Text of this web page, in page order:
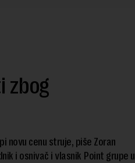
zbog
novu cenu struje, piše Zoran
i osnivač i vlasnik Point grupe u